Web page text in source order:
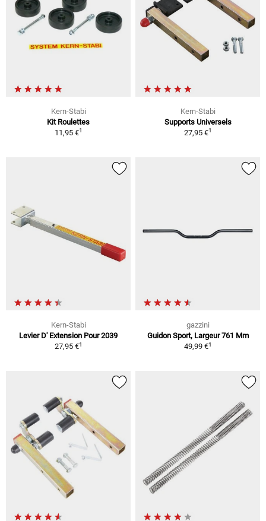
Kern-Stabi
Kit Roulettes
11,95 €1
Kern-Stabi
Supports Universels
27,95 €1
Kern-Stabi
Levier D' Extension Pour 2039
27,95 €1
gazzini
Guidon Sport, Largeur 761 Mm
49,99 €1